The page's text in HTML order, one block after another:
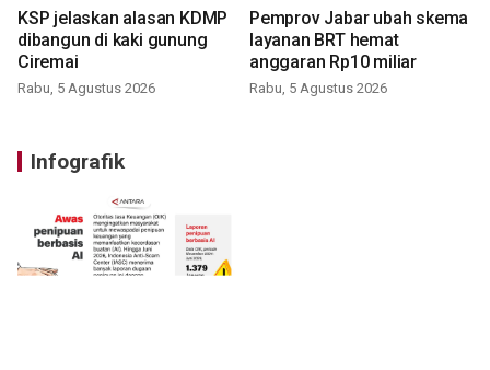
KSP jelaskan alasan KDMP
dibangun di kaki gunung
Ciremai
Rabu, 5 Agustus 2026
Pemprov Jabar ubah skema
layanan BRT hemat
anggaran Rp10 miliar
Rabu, 5 Agustus 2026
Infografik